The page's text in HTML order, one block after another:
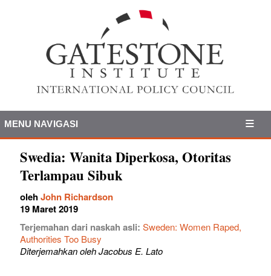
MENU NAVIGASI
Swedia: Wanita Diperkosa, Otoritas
Terlampau Sibuk
olehJohn Richardson
19 Maret 2019
Terjemahan dari naskah asli: Sweden: Women Raped,
Authorities Too Busy
Diterjemahkan oleh Jacobus E. Lato